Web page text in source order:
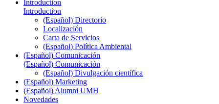
Introduction
Introduction
(Español) Directorio
Localización
Carta de Servicios
(Español) Política Ambiental
(Español) Comunicación
(Español) Comunicación
(Español) Divulgación científica
(Español) Marketing
(Español) Alumni UMH
Novedades